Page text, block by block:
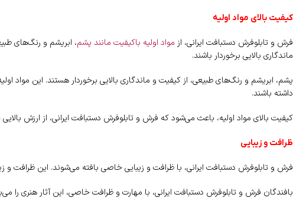
کیفیت بالای مواد اولیه
فرش و تابلوفرش دستبافت ایرانی، از مواد اولیه باکیفیت مانند پشم، ابریشم و رنگ‌های
ماندگاری بالایی برخوردار باشند.
پشم، ابریشم و رنگ‌های طبیعی، از کیفیت و ماندگاری بالایی برخوردار هستند. این مواد
داشته باشند.
کیفیت بالای مواد اولیه، باعث می‌شود که فرش و تابلوفرش دستبافت ایرانی، از ارزش
ظرافت و زیبایی
فرش و تابلوفرش دستبافت ایرانی، با ظرافت و زیبایی خاصی بافته می‌شوند. این ظرافت و
بافندگان فرش و تابلوفرش دستبافت ایرانی، با مهارت و ظرافت خاصی، این آثار هنری را